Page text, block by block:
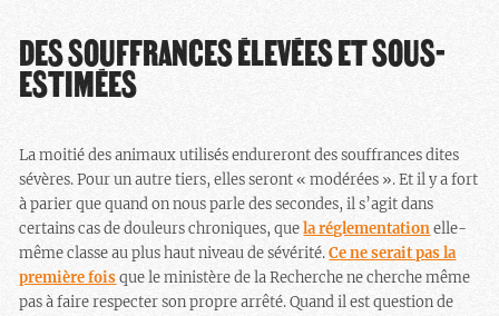
DES SOUFFRANCES ÉLEVÉES ET SOUS-
ESTIMÉES
La moitié des animaux utilisés endureront des souffrances dites
sévères. Pour un autre tiers, elles seront « modérées ». Et il y a fort
à parier que quand on nous parle des secondes, il s’agit dans
certains cas de douleurs chroniques, quela réglementationelle-
même classe au plus haut niveau de sévérité.Ce ne serait pas la
première foisque le ministère de la Recherche ne cherche même
pas à faire respecter son propre arrêté. Quand il est question de